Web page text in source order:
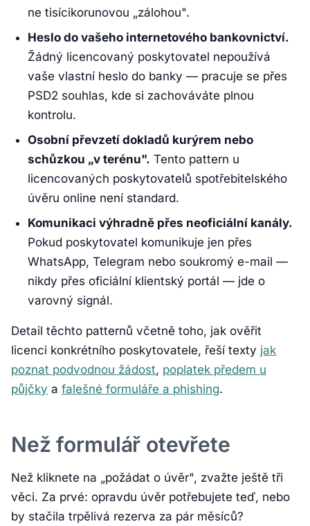
ne tisícikorunovou „zálohou".
Heslo do vašeho internetového bankovnictví.
Žádný licencovaný poskytovatel nepoužívá
vaše vlastní heslo do banky — pracuje se přes
PSD2 souhlas, kde si zachováváte plnou
kontrolu.
Osobní převzetí dokladů kurýrem nebo
schůzkou „v terénu". Tento pattern u
licencovaných poskytovatelů spotřebitelského
úvěru online není standard.
Komunikaci výhradně přes neoficiální kanály.
Pokud poskytovatel komunikuje jen přes
WhatsApp, Telegram nebo soukromý e-mail —
nikdy přes oficiální klientský portál — jde o
varovný signál.
Detail těchto patternů včetně toho, jak ověřit
licenci konkrétního poskytovatele, řeší texty jak
poznat podvodnou žádost, poplatek předem u
půjčky a falešné formuláře a phishing.
Než formulář otevřete
Než kliknete na „požádat o úvěr", zvažte ještě tři
věci. Za prvé: opravdu úvěr potřebujete teď, nebo
by stačila trpělivá rezerva za pár měsíců?